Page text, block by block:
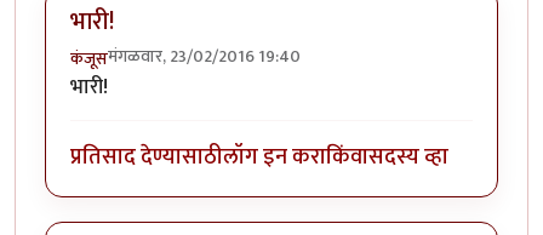
भारी!
कंजूसमंगळवार, 23/02/2016 19:40
भारी!
प्रतिसाद देण्यासाठीलॉग इन कराकिंवासदस्य व्हा